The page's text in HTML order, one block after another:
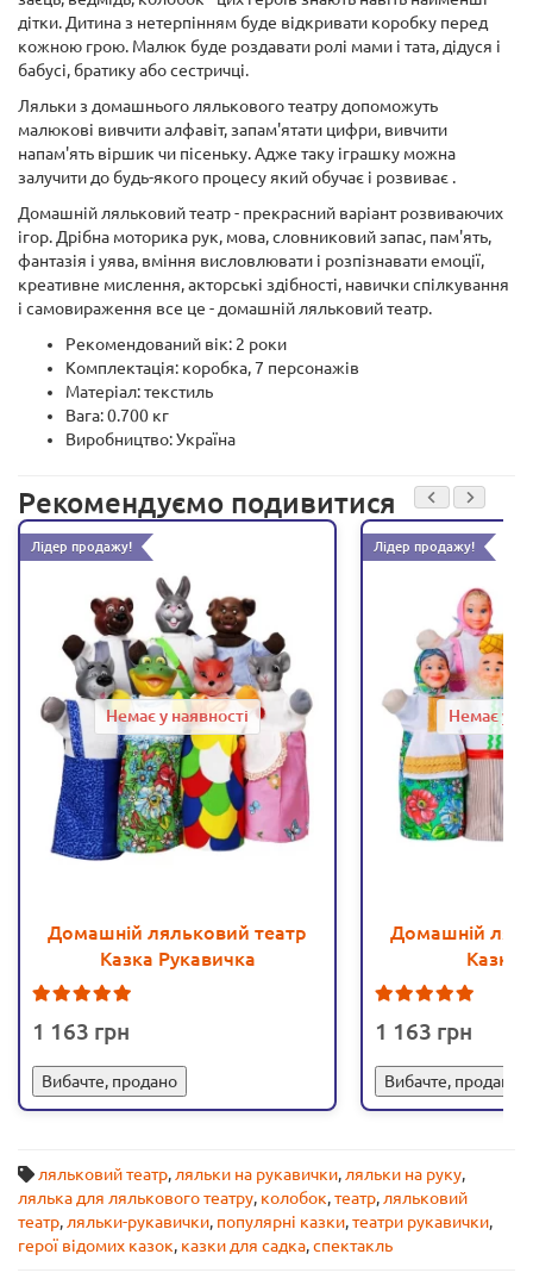
дітки. Дитина з нетерпінням буде відкривати коробку перед
кожною грою. Малюк буде роздавати ролі мами і тата, дідуся і
бабусі, братику або сестричці.
Ляльки з домашнього лялькового театру допоможуть
малюкові вивчити алфавіт, запам'ятати цифри, вивчити
напам'ять віршик чи пісеньку. Адже таку іграшку можна
залучити до будь-якого процесу який обучає і розвиває .
Домашній ляльковий театр - прекрасний варіант розвиваючих
ігор. Дрібна моторика рук, мова, словниковий запас, пам'ять,
фантазія і уява, вміння висловлювати і розпізнавати емоції,
креативне мислення, акторські здібності, навички спілкування
і самовираження все це - домашній ляльковий театр.
Рекомендований вік: 2 роки
Комплектація: коробка, 7 персонажів
Матеріал: текстиль
Вага: 0.700 кг
Виробництво: Україна
Рекомендуємо подивитися
Лідер продажу!
Немає у наявності
Домашній ляльковий театр
Казка Рукавичка
1 163
Вибачте, продано
Лідер продажу!
Немає у
Домашній
Казка
1 163
Вибачте, продано
ляльковий театр,ляльки на рукавички,ляльки на руку,
лялька для лялькового театру, колобок,театр,ляльковий
театр,ляльки-рукавички, популярні казки,театри рукавички,
герої відомих казок, казки для садка,спектакль